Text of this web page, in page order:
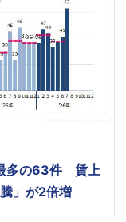
多の63件 賃上
」が2倍増